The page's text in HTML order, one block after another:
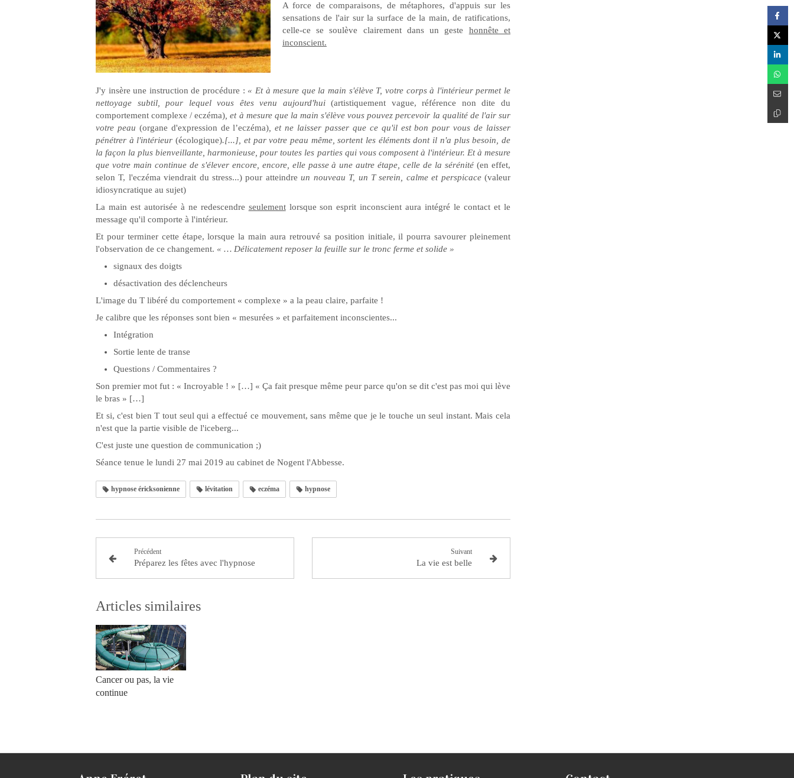
A force de comparaisons, de métaphores, d'appuis sur les
sensations de l'air sur la surface de la main, de ratifications,
celle-ce se soulève clairement dans un geste honnête et
inconscient.
J'y insère une instruction de procédure : « Et à mesure que la main s'élève T, votre corps à l'intérieur permet le
nettoyage subtil, pour lequel vous êtes venu aujourd'hui(artistiquement vague, référence non dite du
comportement complexe / eczéma) , et à mesure que la main s'élève vous pouvez percevoir la qualité de l'air sur
votre peau (organe d'expression de l’eczéma) , et ne laisser passer que ce qu'il est bon pour vous de laisser
pénétrer à l'intérieur(écologique).[...], et par votre peau même, sortent les éléments dont il n'a plus besoin, de
la façon la plus bienveillante, harmonieuse, pour toutes les parties qui vous composent à l'intérieur. Et à mesure
que votre main continue de s'élever encore, encore, elle passe à une autre étape, celle de la sérénité (en effet,
selon T, l'eczéma viendrait du stress...) pour atteindre un nouveau T, un T serein, calme et perspicace(valeur
idiosyncratique au sujet)
La main est autorisée à ne redescendre seulementlorsque son esprit inconscient aura intégré le contact et le
message qu'il comporte à l'intérieur.
Et pour terminer cette étape, lorsque la main aura retrouvé sa position initiale, il pourra savourer pleinement
l'observation de ce changement. « … Délicatement reposer la feuille sur le tronc ferme et solide »
signaux des doigts
désactivation des déclencheurs
L'image du T libéré du comportement « complexe » a la peau claire, parfaite !
Je calibre que les réponses sont bien « mesurées » et parfaitement inconscientes...
Intégration
Sortie lente de transe
Questions / Commentaires ?
Son premier mot fut : « Incroyable ! » […] « Ça fait presque même peur parce qu'on se dit c'est pas moi qui lève
le bras » […]
Et si, c'est bien T tout seul qui a effectué ce mouvement, sans même que je le touche un seul instant. Mais cela
n'est que la partie visible de l'iceberg...
C'est juste une question de communication ;)
Séance tenue le lundi 27 mai 2019 au cabinet de Nogent l'Abbesse.
hypnose éricksonienne lévitation eczéma hypnose
Précédent
Préparez les fêtes avec l'hypnose
Suivant
La vie est belle
Articles similaires
Cancer ou pas, la vie
continue